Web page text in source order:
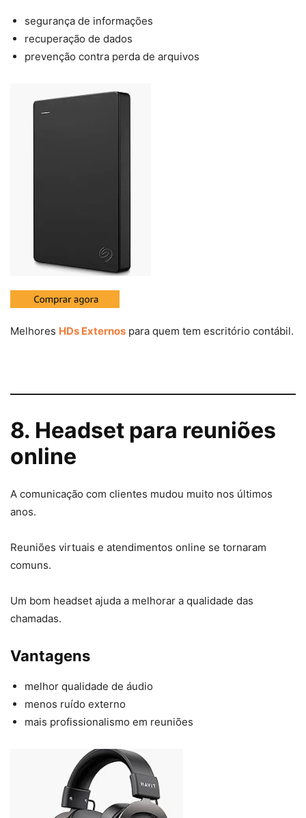
segurança de informações
recuperação de dados
prevenção contra perda de arquivos
Melhores HDs Externos para quem tem escritório contábil.
8. Headset para reuniões
online
A comunicação com clientes mudou muito nos últimos
anos.
Reuniões virtuais e atendimentos online se tornaram
comuns.
Um bom headset ajuda a melhorar a qualidade das
chamadas.
Vantagens
melhor qualidade de áudio
menos ruído externo
mais profissionalismo em reuniões